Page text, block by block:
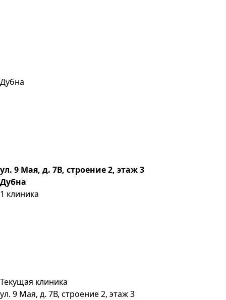
Дубна
ул. 9 Мая, д. 7В, строение 2, этаж 3
Дубна
1 клиника
Текущая клиника
ул. 9 Мая, д. 7В, строение 2, этаж 3